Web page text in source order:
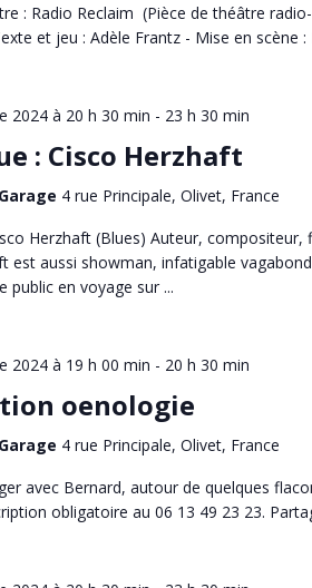
: Radio Reclaim (Pièce de théâtre
et jeu : Adèle Frantz - Mise en scène :
2024 à 20 h 30 min - 23 h 30 min
: Cisco Herzhaft
4 rue Principale, Olivet, France
Herzhaft (Blues) Auteur, compositeur,
est aussi showman, infatigable
public en voyage sur ...
2024 à 19 h 00 min - 20 h 30 min
oenologie
4 rue Principale, Olivet, France
avec Bernard, autour de quelques
obligatoire au 06 13 49 23 23.